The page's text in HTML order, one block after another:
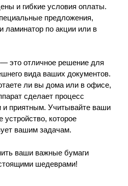
и гибкие условия оплаты.
предложения,
ламинатор по акции или в
это отличное решение для
вида ваших документов.
ли вы дома или в офисе,
сделает процесс
приятным. Учитывайте ваши
устройство, которое
вашим задачам.
ваши важные бумаги
шедеврами!